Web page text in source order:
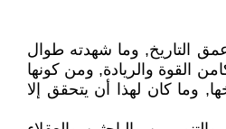
التاريخ, وما شهدته طوال
القوة والريادة, ومن كونها
وما كان لهذا أن يتحقق إلا